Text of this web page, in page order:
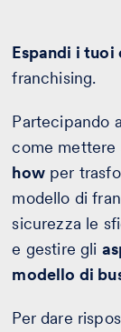
Espandi i tuoi
franchising.
Partecipando
come
howper
modello di
sicurezza le
e gestire gli
modello di
Per dare